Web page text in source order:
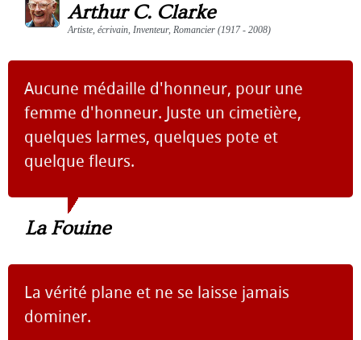
Arthur C. Clarke
Artiste, écrivain, Inventeur, Romancier (1917 - 2008)
Aucune médaille d'honneur, pour une
femme d'honneur. Juste un cimetière,
quelques larmes, quelques pote et
quelque fleurs.
La Fouine
La vérité plane et ne se laisse jamais
dominer.